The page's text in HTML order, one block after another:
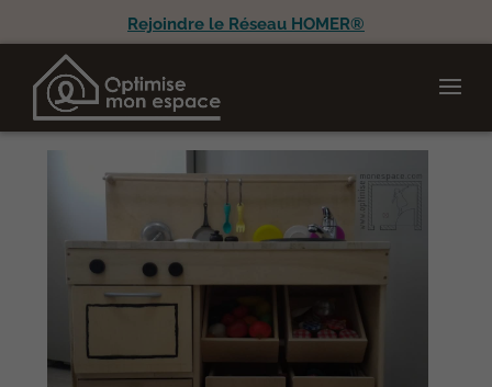
Rejoindre le Réseau HOMER®